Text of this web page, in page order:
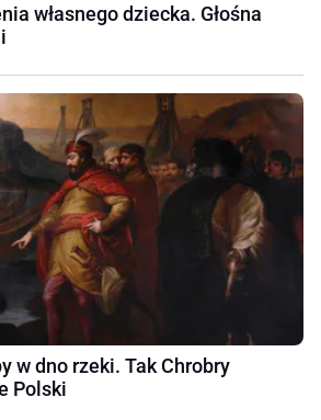
własnego dziecka. Głośna
w dno rzeki. Tak Chrobry
Polski